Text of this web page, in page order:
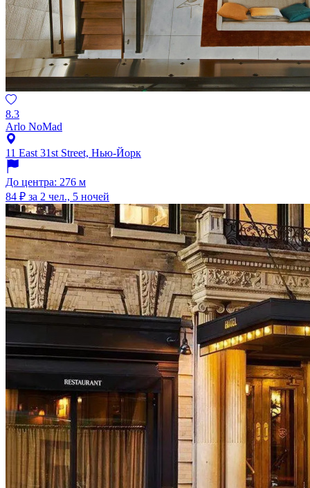
8.3
Arlo NoMad
11 East 31st Street, Нью-Йорк
До центра: 276 м
84 ₽ за 2 чел., 5 ночей